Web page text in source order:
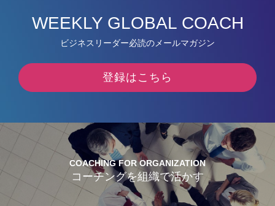
WEEKLY GLOBAL COACH
ビジネスリーダー必読のメールマガジン
登録はこちら
COACHING FOR ORGANIZATION
コーチングを組織で活かす